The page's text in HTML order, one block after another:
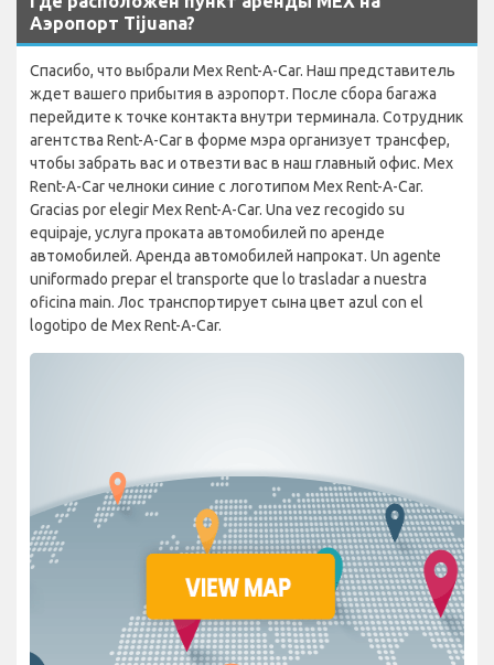
Аэропорт Tijuana?
Спасибо, что выбрали Mex Rent-A-Car. Наш представитель
ждет вашего прибытия в аэропорт. После сбора багажа
перейдите к точке контакта внутри терминала. Сотрудник
агентства Rent-A-Car в форме мэра организует трансфер,
чтобы забрать вас и отвезти вас в наш главный офис. Mex
Rent-A-Car челноки синие с логотипом Mex Rent-A-Car.
Gracias por elegir Mex Rent-A-Car. Una vez recogido su
equipaje, услуга проката автомобилей по аренде
автомобилей. Аренда автомобилей напрокат. Un agente
uniformado prepar el transporte que lo trasladar a nuestra
oficina main. Лос транспортирует сына цвет azul con el
logotipo de Mex Rent-A-Car.